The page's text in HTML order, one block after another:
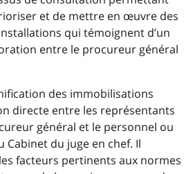
et de mettre en œuvre des
qui témoignent d’un
entre le procureur général
des immobilisations
directe entre les représentants
général et le personnel ou
Cabinet du juge en chef. Il
facteurs pertinents aux normes